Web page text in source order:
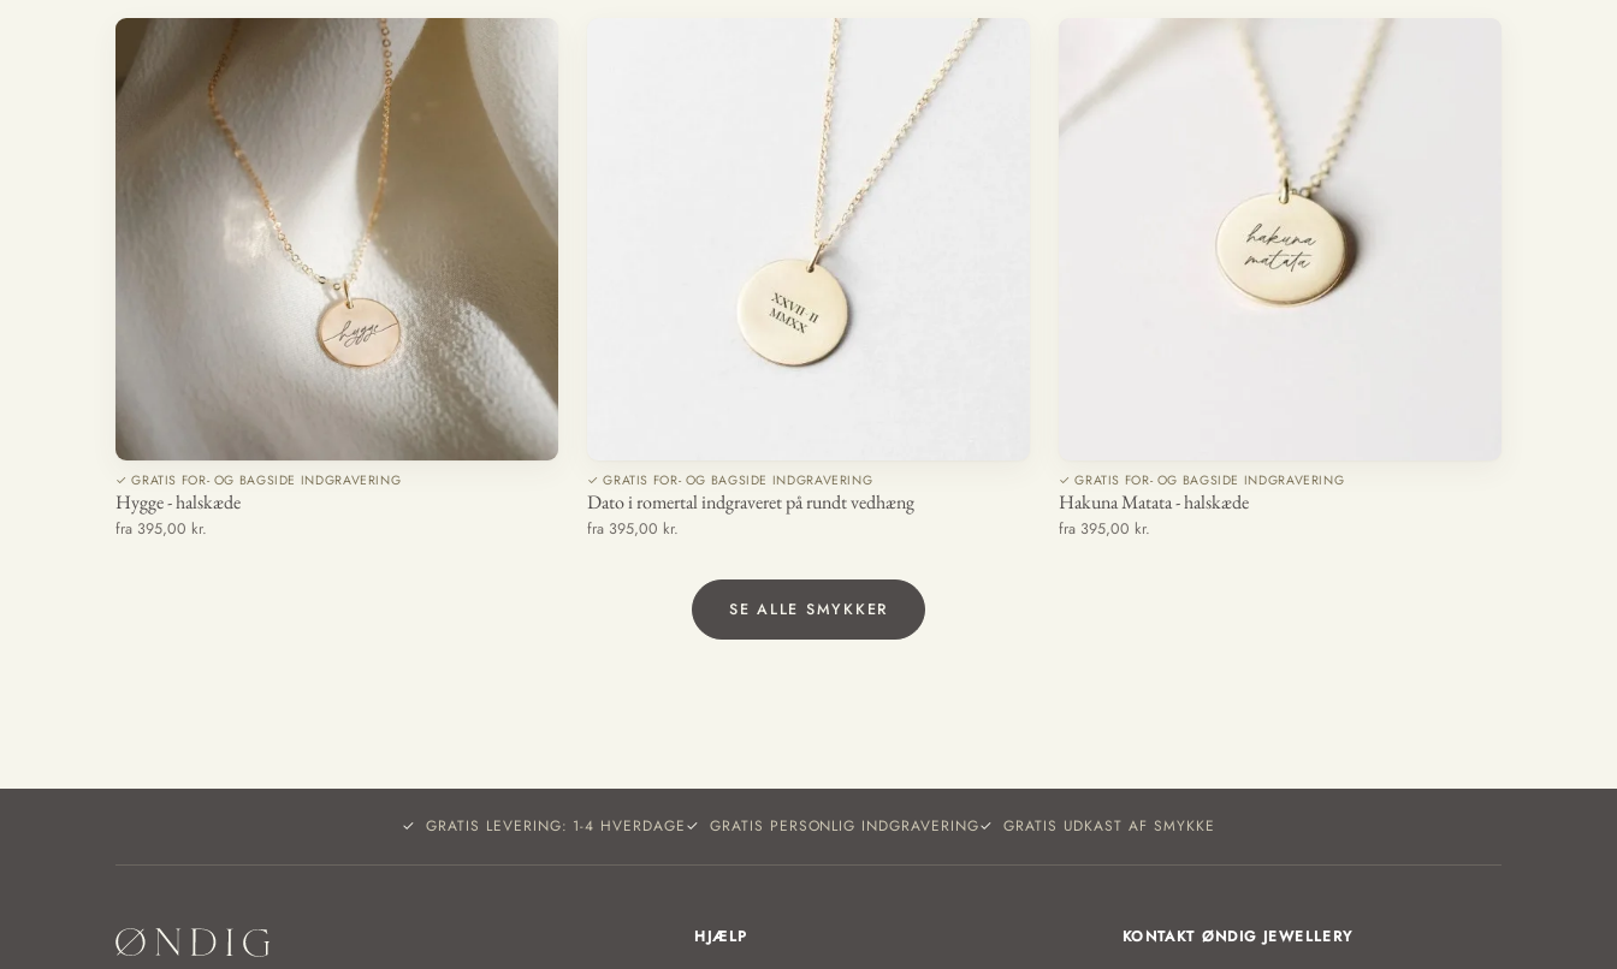
✓ GRATIS FOR- OG BAGSIDE INDGRAVERING
Hygge - halskæde
fra 395,00 kr.
✓ GRATIS FOR- OG BAGSIDE INDGRAVERING
Dato i romertal indgraveret på rundt vedhæng
fra 395,00 kr.
✓ GRATIS FOR- OG BAGSIDE INDGRAVERING
Hakuna Matata - halskæde
fra 395,00 kr.
SE ALLE SMYKKER
GRATIS LEVERING: 1-4 HVERDAGE GRATIS PERSONLIG INDGRAVERING GRATIS UDKAST AF SMYKKE
HJÆLP KONTAKT ØNDIG JEWELLERY